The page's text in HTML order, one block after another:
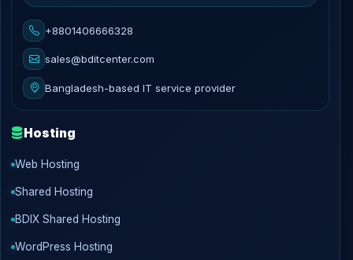
+8801406666328
sales@bditcenter.com
Bangladesh-based IT service provider
Hosting
Web Hosting
Shared Hosting
BDIX Shared Hosting
WordPress Hosting